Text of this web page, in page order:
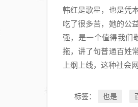
韩红是歌星，也是凭
吃了很多苦，她的公
强，是一个值得我们
拖，讲了句普通百姓
上纲上线，这种社会
标签： 也是